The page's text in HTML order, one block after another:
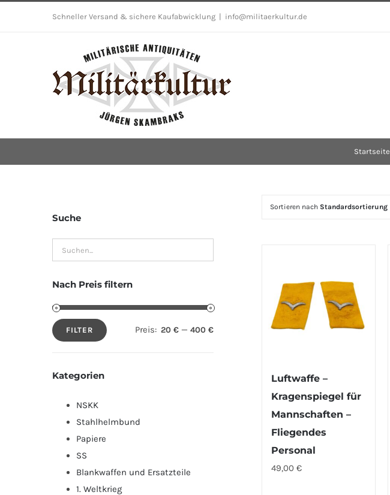
Schneller Versand & sichere Kaufabwicklung info@militaerkultur.de
Startseite
Sortieren nach Standardsortierung
Luftwaffe –
Kragenspiegel für
Mannschaften –
Fliegendes
Personal
49,00€
Suche
Nach Preis filtern
Min.
Max.
FILTER Preis: 20 € —400 €
Kategorien
NSKK
Stahlhelmbund
Papiere
SS
Blankwaffen und Ersatzteile
1. Weltkrieg